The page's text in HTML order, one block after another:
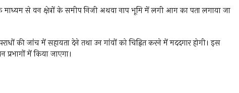
से वन क्षेत्रों के समीप निजी अथवा नाप भूमि में लगी आग का पता लगाया जा
की जांच में सहायता देने तथा उन गांवों को चिह्नित करने में मददगार होगी। इस
प्रभागों में किया जाएगा।